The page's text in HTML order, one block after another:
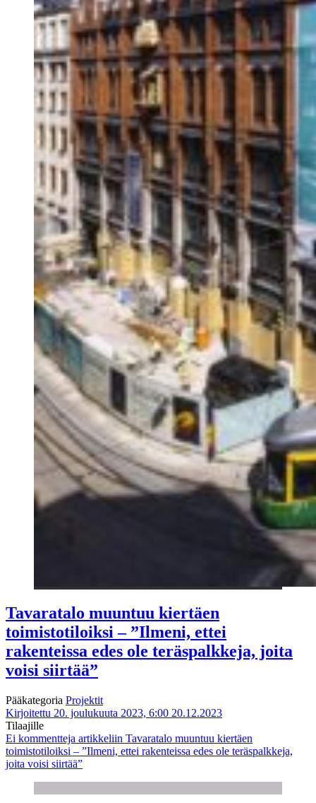
Tavaratalo muuntuu kiertäen
toimistotiloiksi – ”Ilmeni, ettei
rakenteissa edes ole teräspalkkeja, joita
voisi siirtää”
Pääkategoria Projektit
Kirjoitettu 20. joulukuuta 2023, 6:00 20.12.2023
Tilaajille
Ei kommentteja artikkeliin Tavaratalo muuntuu kiertäen
toimistotiloiksi – ”Ilmeni, ettei rakenteissa edes ole teräspalkkeja,
joita voisi siirtää”